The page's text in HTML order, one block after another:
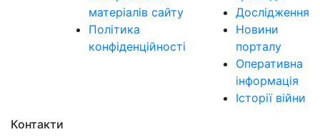
матеріалів сайту
Політика
конфіденційності
Дослідження
Новини
порталу
Оперативна
інформація
Історії війни
Контакти